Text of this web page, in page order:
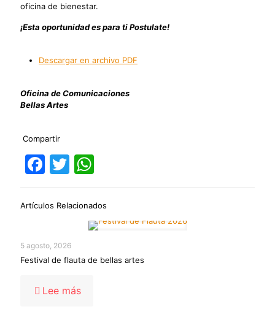
oficina de bienestar.
¡Esta oportunidad es para ti Postulate!
Descargar en archivo PDF
Oficina de Comunicaciones
Bellas Artes
Compartir
Facebook
Twitter
WhatsApp
Artículos Relacionados
5 agosto, 2026
Festival de flauta de bellas artes
Lee más-